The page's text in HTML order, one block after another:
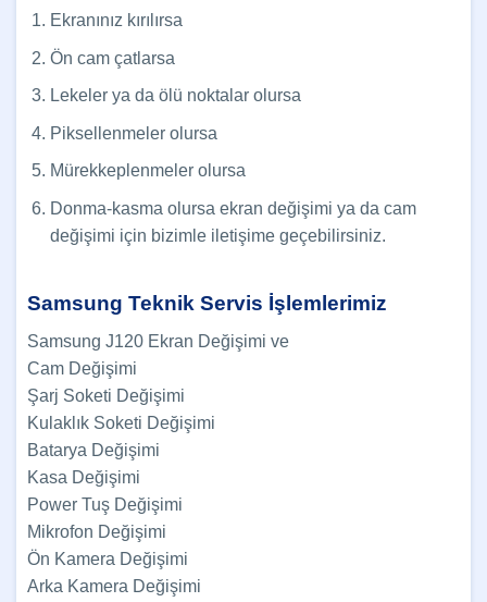
Ekranınız kırılırsa
Ön cam çatlarsa
Lekeler ya da ölü noktalar olursa
Piksellenmeler olursa
Mürekkeplenmeler olursa
Donma-kasma olursa ekran değişimi ya da cam
değişimi için bizimle iletişime geçebilirsiniz.
Samsung Teknik Servis İşlemlerimiz
Samsung J120 Ekran Değişimi ve
Cam Değişimi
Şarj Soketi Değişimi
Kulaklık Soketi Değişimi
Batarya Değişimi
Kasa Değişimi
Power Tuş Değişimi
Mikrofon Değişimi
Ön Kamera Değişimi
Arka Kamera Değişimi